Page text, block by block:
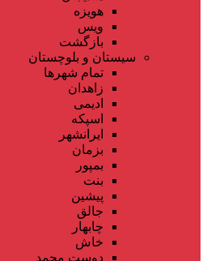
هویزه
ویس
بازگشت
سیستان و بلوچستان
تمام شهر‌ها
زاهدان
ادیمی
اسپکه
ایرانشهر
بزمان
بمپور
بنت
پیشین
جالق
چابهار
خاش
دوست محمد